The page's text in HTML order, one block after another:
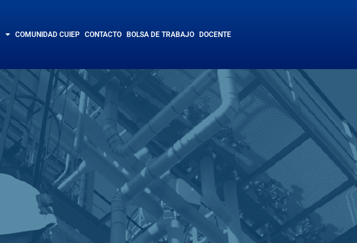
COMUNIDAD CUIEP CONTACTO BOLSA DE TRABAJO DOCENTE